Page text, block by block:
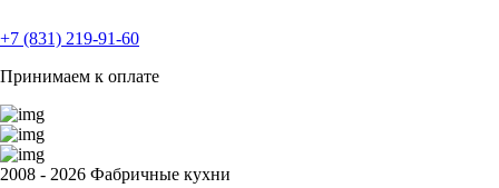
+7 (831) 219-91-60
Принимаем к оплате
2008 - 2026 Фабричные кухни